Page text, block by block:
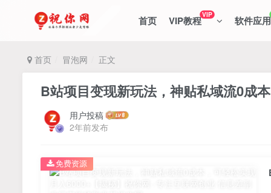
首页 VIP教程VIP 软件应用
首页 冒泡网 正文
B站项目变现新玩法，神贴私域流0成
用户投稿
2年前发布
免费资源